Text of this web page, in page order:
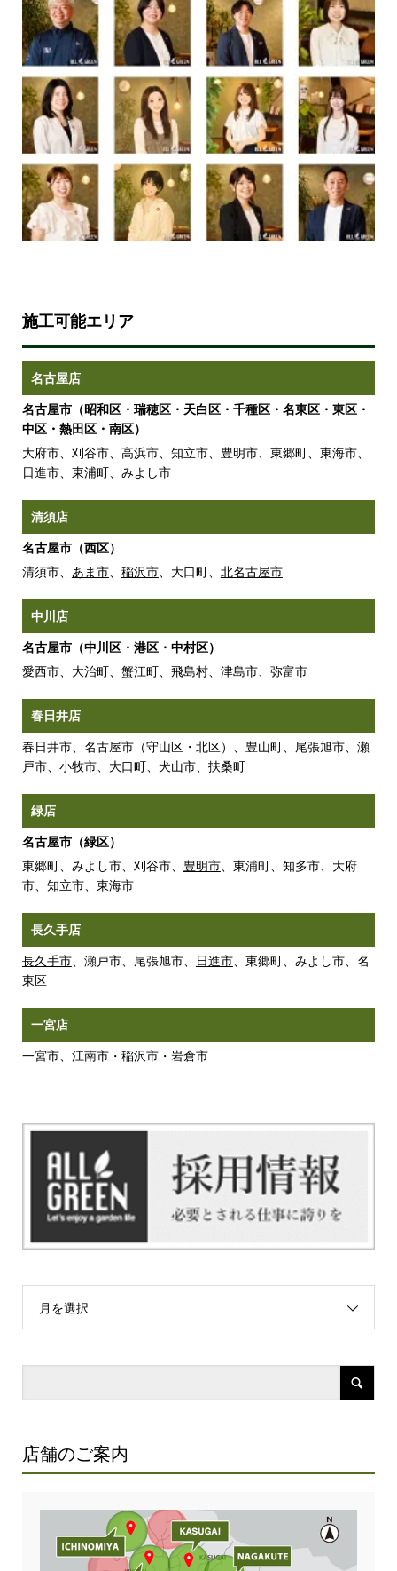
施工可能エリア
名古屋店
名古屋市（昭和区・瑞穂区・天白区・千種区・名東区・東区・
中区・熱田区・南区）
大府市、刈谷市、高浜市、知立市、豊明市、東郷町、東海市、
日進市、東浦町、みよし市
清須店
名古屋市（西区）
清須市、 あま市、 稲沢市、大口町、 北名古屋市
中川店
名古屋市（中川区・港区・中村区）
愛西市、大治町、蟹江町、飛島村、津島市、弥富市
春日井店
春日井市、名古屋市（守山区・北区）、豊山町、尾張旭市、瀬
戸市、小牧市、大口町、犬山市、扶桑町
緑店
名古屋市（緑区）
東郷町、みよし市、刈谷市、 豊明市、東浦町、知多市、大府
市、知立市、東海市
長久手店
長久手市、瀬戸市、尾張旭市、 日進市、東郷町、みよし市、名
東区
一宮店
一宮市、江南市・稲沢市・岩倉市
月を選択
店舗のご案内